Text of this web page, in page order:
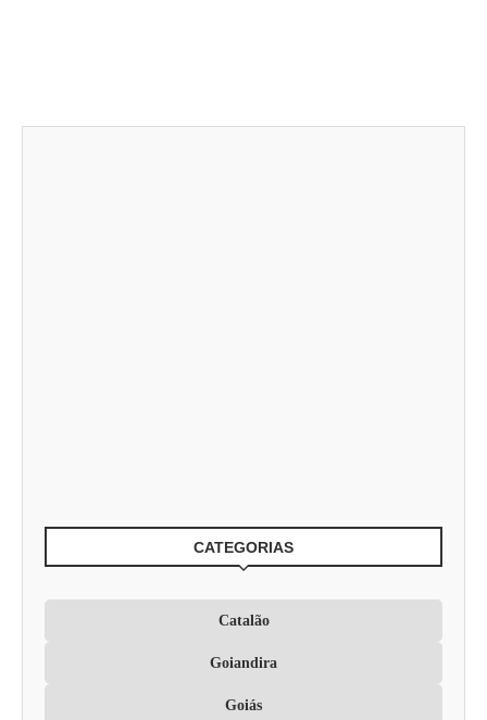
CATEGORIAS
Catalão
Goiandira
Goiás